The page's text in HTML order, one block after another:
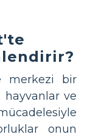
merkezi bir
hayvanlar ve
onun